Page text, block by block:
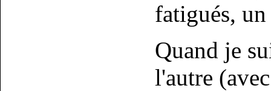
fatigués,
Quand je
l'autre